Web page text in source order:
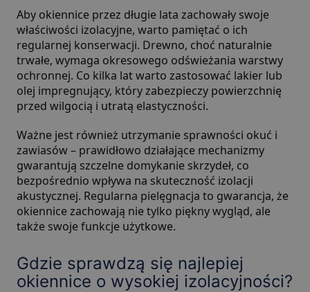
Aby okiennice przez długie lata zachowały swoje
właściwości izolacyjne, warto pamiętać o ich
regularnej konserwacji. Drewno, choć naturalnie
trwałe, wymaga okresowego odświeżania warstwy
ochronnej. Co kilka lat warto zastosować lakier lub
olej impregnujący, który zabezpieczy powierzchnię
przed wilgocią i utratą elastyczności.
Ważne jest również utrzymanie sprawności okuć i
zawiasów – prawidłowo działające mechanizmy
gwarantują szczelne domykanie skrzydeł, co
bezpośrednio wpływa na skuteczność izolacji
akustycznej. Regularna pielęgnacja to gwarancja, że
okiennice zachowają nie tylko piękny wygląd, ale
także swoje funkcje użytkowe.
Gdzie sprawdzą się najlepiej
okiennice o wysokiej izolacyjności?